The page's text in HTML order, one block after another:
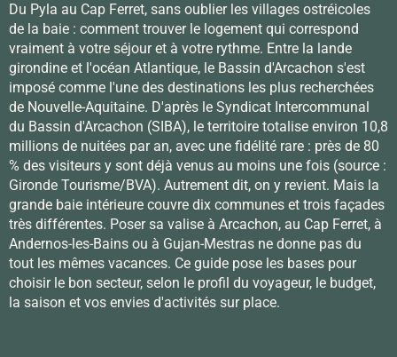
Du Pyla au Cap Ferret, sans oublier les villages ostréicoles
de la baie : comment trouver le logement qui correspond
vraiment à votre séjour et à votre rythme. Entre la lande
girondine et l'océan Atlantique, le Bassin d'Arcachon s'est
imposé comme l'une des destinations les plus recherchées
de Nouvelle-Aquitaine. D'après le Syndicat Intercommunal
du Bassin d'Arcachon (SIBA), le territoire totalise environ 10,8
millions de nuitées par an, avec une fidélité rare : près de 80
% des visiteurs y sont déjà venus au moins une fois (source :
Gironde Tourisme/BVA). Autrement dit, on y revient. Mais la
grande baie intérieure couvre dix communes et trois façades
très différentes. Poser sa valise à Arcachon, au Cap Ferret, à
Andernos-les-Bains ou à Gujan-Mestras ne donne pas du
tout les mêmes vacances. Ce guide pose les bases pour
choisir le bon secteur, selon le profil du voyageur, le budget,
la saison et vos envies d'activités sur place.